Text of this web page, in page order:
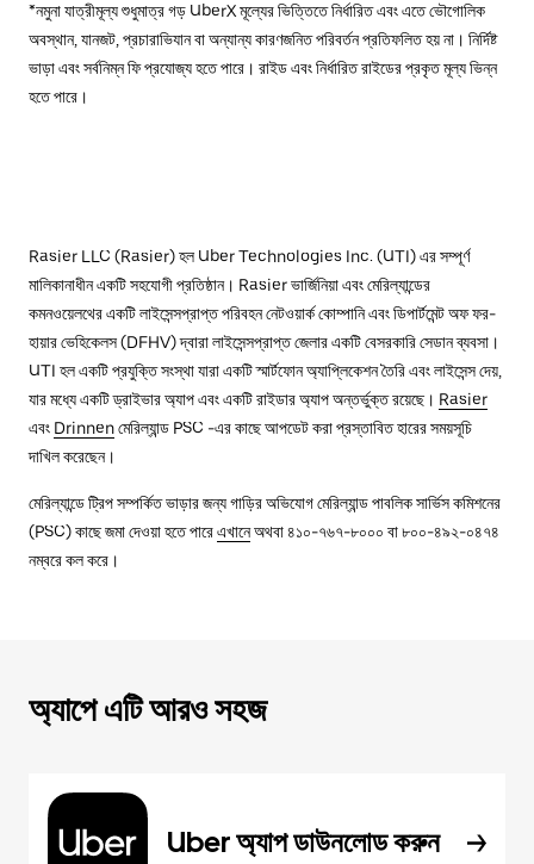
*নমুনা যাত্রীমূল্য শুধুমাত্র গড় UberX মূল্যের ভিত্তিতে নির্ধারিত এবং এতে ভৌগোলিক
অবস্থান, যানজট, প্রচারাভিযান বা অন্যান্য কারণজনিত পরিবর্তন প্রতিফলিত হয় না। নির্দিষ্ট
ভাড়া এবং সর্বনিম্ন ফি প্রযোজ্য হতে পারে। রাইড এবং নির্ধারিত রাইডের প্রকৃত মূল্য ভিন্ন
হতে পারে।
Rasier LLC (Rasier) হল Uber Technologies Inc. (UTI) এর সম্পূর্ণ
মালিকানাধীন একটি সহযোগী প্রতিষ্ঠান। Rasier ভার্জিনিয়া এবং মেরিল্যান্ডের
কমনওয়েলথের একটি লাইসেন্সপ্রাপ্ত পরিবহন নেটওয়ার্ক কোম্পানি এবং ডিপার্টমেন্ট অফ ফর-
হায়ার ভেহিকেলস (DFHV) দ্বারা লাইসেন্সপ্রাপ্ত জেলার একটি বেসরকারি সেডান ব্যবসা।
UTI হল একটি প্রযুক্তি সংস্থা যারা একটি স্মার্টফোন অ্যাপ্লিকেশন তৈরি এবং লাইসেন্স দেয়,
যার মধ্যে একটি ড্রাইভার অ্যাপ এবং একটি রাইডার অ্যাপ অন্তর্ভুক্ত রয়েছে। Rasier
এবং Drinnenমেরিল্যান্ড PSC -এর কাছে আপডেট করা প্রস্তাবিত হারের সময়সূচি
দাখিল করেছেন।
মেরিল্যান্ডে ট্রিপ সম্পর্কিত ভাড়ার জন্য গাড়ির অভিযোগ মেরিল্যান্ড পাবলিক সার্ভিস কমিশনের
(PSC) কাছে জমা দেওয়া হতে পারেএখানেঅথবা ৪১০-৭৬৭-৮০০০ বা ৮০০-৪৯২-০৪৭৪
নম্বরে কল করে।
অ্যাপে এটি আরও সহজ
Uber অ্যাপ ডাউনলোড করুন